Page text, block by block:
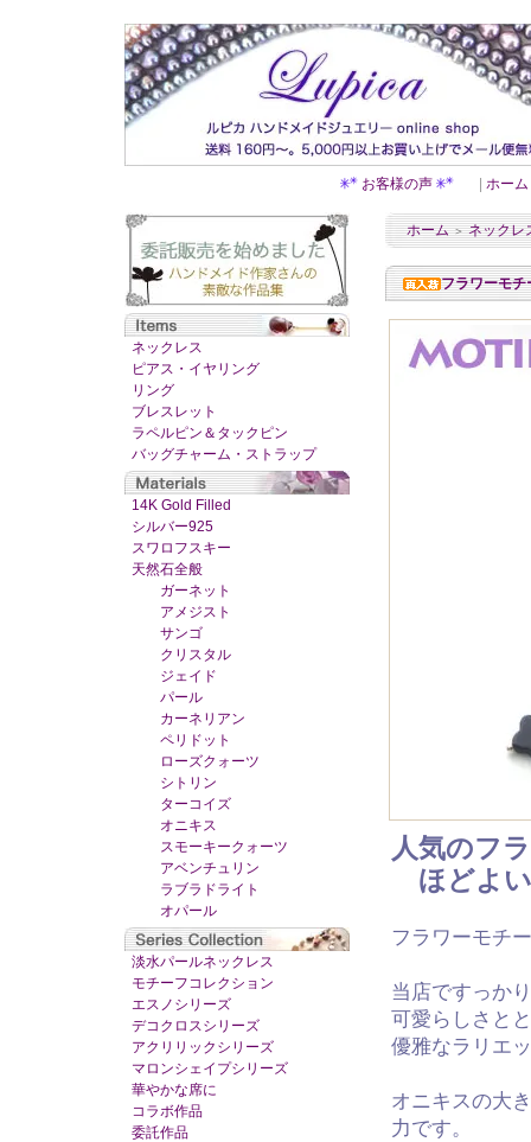
お客様の声 ホーム
ネックレス
ピアス・イヤリング
リング
ブレスレット
ラペルピン＆タックピン
バッグチャーム・ストラップ
14K Gold Filled
シルバー925
スワロフスキー
天然石全般
ガーネット
アメジスト
サンゴ
クリスタル
ジェイド
パール
カーネリアン
ペリドット
ローズクォーツ
シトリン
ターコイズ
オニキス
スモーキークォーツ
アベンチュリン
ラブラドライト
オパール
淡水パールネックレス
モチーフコレクション
エスノシリーズ
デコクロスシリーズ
アクリリックシリーズ
マロンシェイプシリーズ
華やかな席に
コラボ作品
委託作品
ホーム ＞ ネックレ
フラワーモチ
人気のフ
ほどよ
フラワーモチ
当店ですっか
可愛らしさと
優雅なラリエ
オニキスの大
力です。